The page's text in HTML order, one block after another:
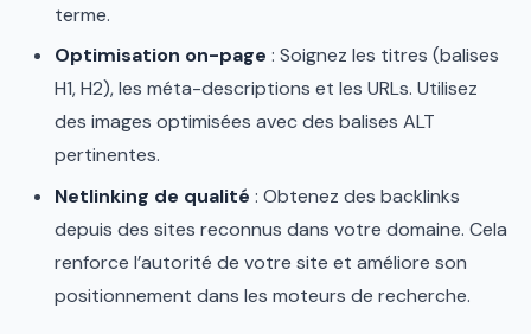
terme.
Optimisation on-page : Soignez les titres (balises
H1, H2), les méta-descriptions et les URLs. Utilisez
des images optimisées avec des balises ALT
pertinentes.
Netlinking de qualité : Obtenez des backlinks
depuis des sites reconnus dans votre domaine. Cela
renforce l’autorité de votre site et améliore son
positionnement dans les moteurs de recherche.